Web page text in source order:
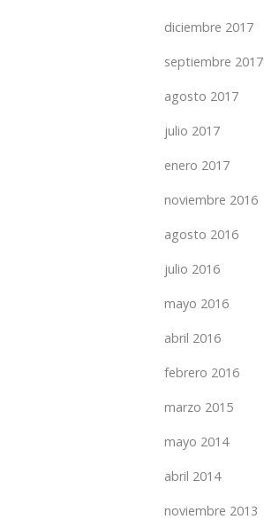
diciembre 2017
septiembre 2017
agosto 2017
julio 2017
enero 2017
noviembre 2016
agosto 2016
julio 2016
mayo 2016
abril 2016
febrero 2016
marzo 2015
mayo 2014
abril 2014
noviembre 2013